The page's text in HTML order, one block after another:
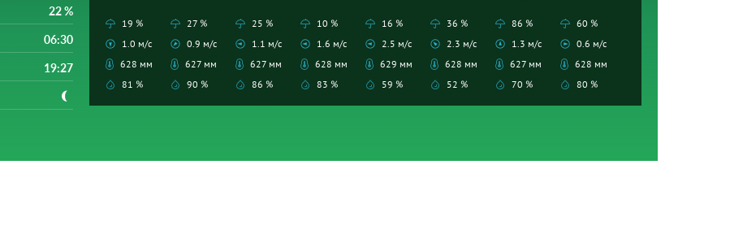
22 %
06:30
19:27
19 %
1.0 м/с
628 мм
81 %
27 %
0.9 м/с
627 мм
90 %
25 %
1.1 м/с
627 мм
86 %
10 %
1.6 м/с
628 мм
83 %
16 %
2.5 м/с
629 мм
59 %
36 %
2.3 м/с
628 мм
52 %
86 %
1.3 м/с
627 мм
70 %
60 %
0.6 м/с
628 мм
80 %